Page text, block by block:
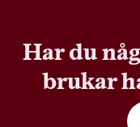
Har du
brukar